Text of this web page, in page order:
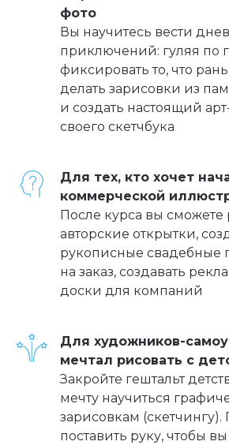
фото
Вы научитесь вести
приключений: гуляя по
фиксировать то, что
делать зарисовки из
и создать настоящий
своего скетчбука
Для тех, кто хочет
коммерческой
После курса вы сможете
авторские открытки,
рукописные свадебные
на заказ, создавать
доски для компаний
Для художников-
мечтал рисовать с
Закройте гештальт
мечту научиться
зарисовкам
поставить руку, чтобы